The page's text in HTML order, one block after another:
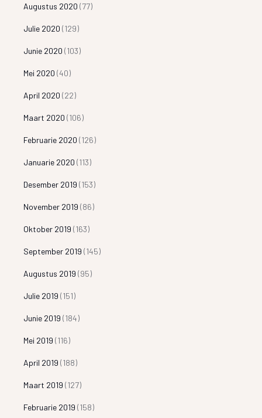
Augustus 2020 (77)
Julie 2020 (129)
Junie 2020 (103)
Mei 2020 (40)
April 2020 (22)
Maart 2020 (106)
Februarie 2020 (126)
Januarie 2020 (113)
Desember 2019 (153)
November 2019 (86)
Oktober 2019 (163)
September 2019 (145)
Augustus 2019 (95)
Julie 2019 (151)
Junie 2019 (184)
Mei 2019 (116)
April 2019 (188)
Maart 2019 (127)
Februarie 2019 (158)